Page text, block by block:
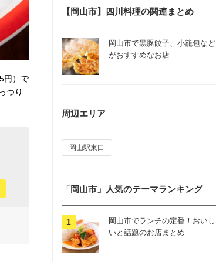
円）で
つり
【岡山市】四川料理の関連まとめ
岡山市で黒豚餃子、小籠包など
がおすすめなお店
周辺エリア
岡山駅東口
「岡山市」人気のテーマランキング
岡山市でランチの定番！おいし
いと話題のお店まとめ